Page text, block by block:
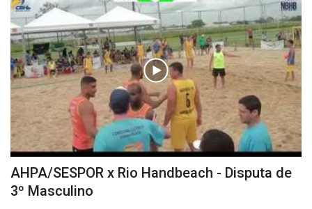
AHPA/SESPOR x Rio Handbeach - Disputa de
3º Masculino